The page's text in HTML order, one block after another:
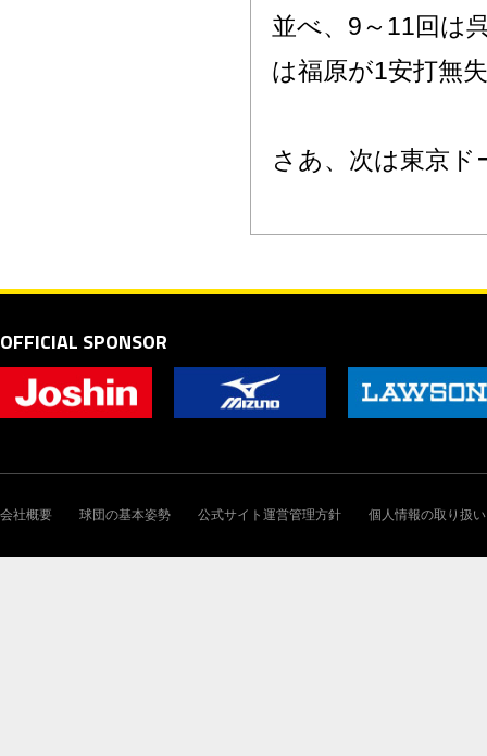
並べ、9～11回は
は福原が1安打無
さあ、次は東京
OFFICIAL SPONSOR
会社概要 球団の基本姿勢 公式サイト運営管理方針 個人情報の取り扱い